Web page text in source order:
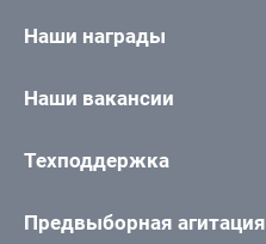
Наши награды
Наши вакансии
Техподдержка
Предвыборная агитация